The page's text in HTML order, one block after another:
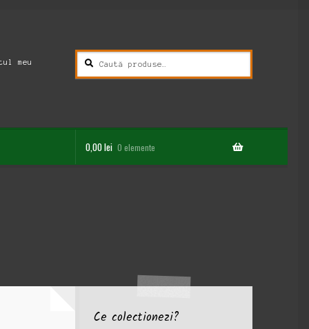
meu
Caută
după:
Caută
0,00lei 0 elemente
Ce colectionezi?